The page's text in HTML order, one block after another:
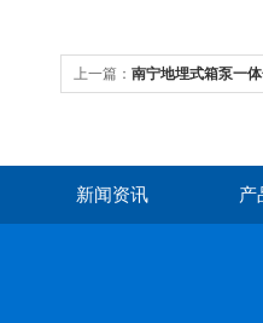
上一篇： 南宁地埋式箱泵一
新闻资讯 产